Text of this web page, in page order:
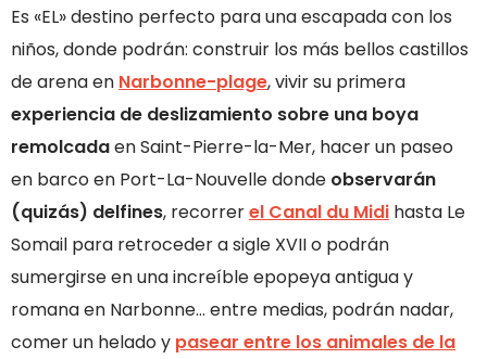
Es «EL» destino perfecto para una escapada con los
niños, donde podrán: construir los más bellos castillos
de arena en Narbonne-plage, vivir su primera
experiencia de deslizamiento sobre una boya
remolcadaen Saint-Pierre-la-Mer, hacer un paseo
en barco en Port-La-Nouvelle donde observarán
(quizás) delfines, recorrerel Canal du Midi hasta Le
Somail para retroceder a sigle XVII o podrán
sumergirse en una increíble epopeya antigua y
romana en Narbonne… entre medias, podrán nadar,
comer un helado y pasear entre los animales de la